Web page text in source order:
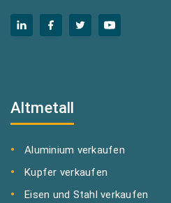
Altmetall
Aluminium verkaufen
Kupfer verkaufen
Eisen und Stahl verkaufen